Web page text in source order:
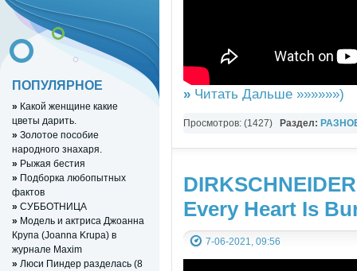
» Читать Дальше »»»»»»)
Просмотров: (1427) Раздел:
Every Heart Is
7-06-2021, 09:56
ПОПУЛЯРНОЕ
» Какой женщине какие
цветы дарить.
» Золотое пособие
народного знахаря.
» Рыжая бестия
» Подборка любопытных
фактов
» СУББОТНИЦА
» Mодель и актриса Джоанна
Крупа (Joanna Krupa) в
журнале Maxim
» Люси Пиндер разделась (8